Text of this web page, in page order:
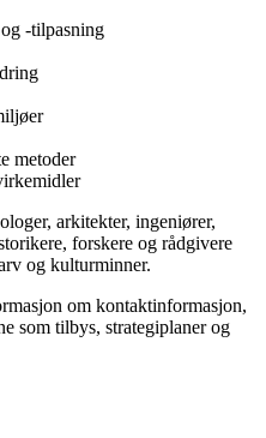
-tilpasning
metoder
arkitekter, ingeniører,
forskere og rådgivere
og kulturminner.
om kontaktinformasjon,
som tilbys, strategiplaner og